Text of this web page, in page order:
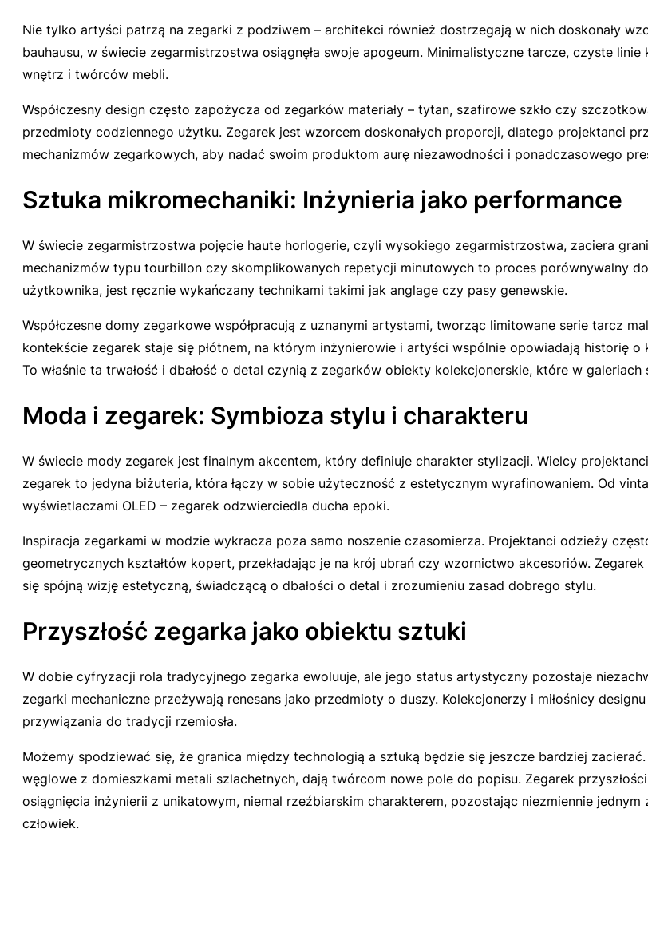
Nie tylko artyści patrzą na zegarki z podziwem – architekci również dostrzegają w nich doskonały
bauhausu, w świecie zegarmistrzostwa osiągnęła swoje apogeum. Minimalistyczne tarcze, czyste
wnętrz i twórców mebli.
Współczesny design często zapożycza od zegarków materiały – tytan, szafirowe szkło czy
przedmioty codziennego użytku. Zegarek jest wzorcem doskonałych proporcji, dlatego projektanci
mechanizmów zegarkowych, aby nadać swoim produktom aurę niezawodności i ponadczasowego
Sztuka mikromechaniki: Inżynieria jako performance
W świecie zegarmistrzostwa pojęcie haute horlogerie, czyli wysokiego zegarmistrzostwa, zaciera
mechanizmów typu tourbillon czy skomplikowanych repetycji minutowych to proces porównywalny
użytkownika, jest ręcznie wykańczany technikami takimi jak anglage czy pasy genewskie.
Współczesne domy zegarkowe współpracują z uznanymi artystami, tworząc limitowane serie tarcz
kontekście zegarek staje się płótnem, na którym inżynierowie i artyści wspólnie opowiadają historię
To właśnie ta trwałość i dbałość o detal czynią z zegarków obiekty kolekcjonerskie, które w
Moda i zegarek: Symbioza stylu i charakteru
W świecie mody zegarek jest finalnym akcentem, który definiuje charakter stylizacji. Wielcy
zegarek to jedyna biżuteria, która łączy w sobie użyteczność z estetycznym wyrafinowaniem. Od
wyświetlaczami OLED – zegarek odzwierciedla ducha epoki.
Inspiracja zegarkami w modzie wykracza poza samo noszenie czasomierza. Projektanci odzieży
geometrycznych kształtów kopert, przekładając je na krój ubrań czy wzornictwo akcesoriów.
się spójną wizję estetyczną, świadczącą o dbałości o detal i zrozumieniu zasad dobrego stylu.
Przyszłość zegarka jako obiektu sztuki
W dobie cyfryzacji rola tradycyjnego zegarka ewoluuje, ale jego status artystyczny pozostaje
zegarki mechaniczne przeżywają renesans jako przedmioty o duszy. Kolekcjonerzy i miłośnicy
przywiązania do tradycji rzemiosła.
Możemy spodziewać się, że granica między technologią a sztuką będzie się jeszcze bardziej
węglowe z domieszkami metali szlachetnych, dają twórcom nowe pole do popisu. Zegarek
osiągnięcia inżynierii z unikatowym, niemal rzeźbiarskim charakterem, pozostając niezmiennie
człowiek.